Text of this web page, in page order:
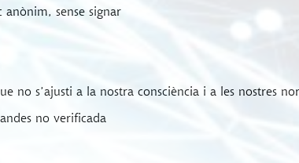
anònim, sense signar
no s’ajusti a la nostra consciència i a les nostres
no verificada